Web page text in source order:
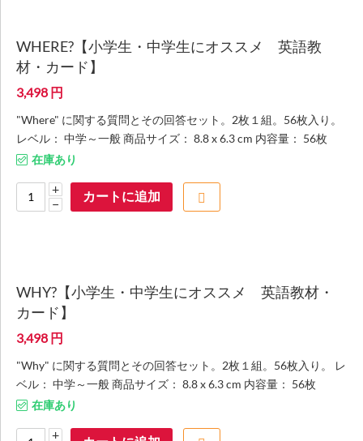
WHERE?【小学生・中学生にオススメ 英語教
材・カード】
3,498 円
"Where" に関する質問とその回答セット。2枚１組。56枚入り。
レベル： 中学～一般 商品サイズ： 8.8 x 6.3 cm 内容量： 56枚
在庫あり
+
−
カートに追加
WHY?【小学生・中学生にオススメ 英語教材・
カード】
3,498 円
"Why" に関する質問とその回答セット。2枚１組。56枚入り。 レ
ベル： 中学～一般 商品サイズ： 8.8 x 6.3 cm 内容量： 56枚
在庫あり
+